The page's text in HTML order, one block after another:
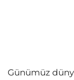
Günümüz